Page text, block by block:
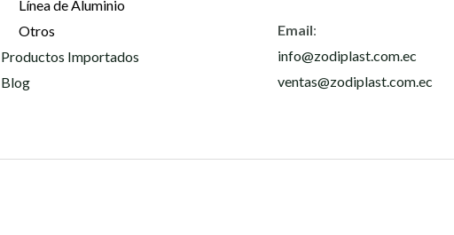
Línea de Aluminio
Otros
Productos Importados
Blog
Email:
info@zodiplast.com.ec
ventas@zodiplast.com.ec